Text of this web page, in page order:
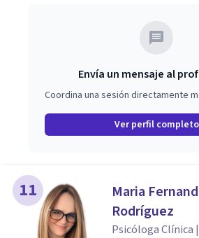
Envía un mensaje al
Coordina una sesión directamente
Ver perfil completo
11
Maria
Rodríguez
Psicóloga Clínica